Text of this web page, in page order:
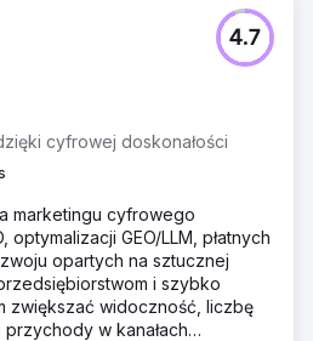
stałym tempie od 30% do 40%
strony agencji
cyfrowej doskonałości
4.7
marketingu cyfrowego
optymalizacji GEO/LLM, płatnych
opartych na sztucznej
i szybko
zwiększać widoczność, liczbę
w kanałach